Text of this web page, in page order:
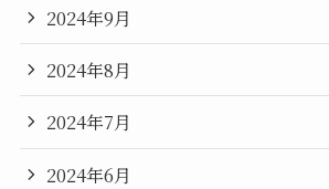
2024年9月
2024年8月
2024年7月
2024年6月